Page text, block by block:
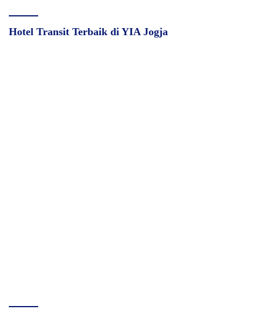
Hotel Transit Terbaik di YIA Jogja